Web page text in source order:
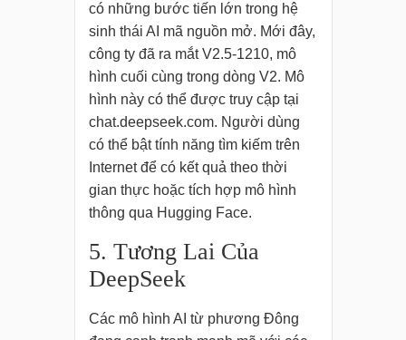
có những bước tiến lớn trong hệ
sinh thái AI mã nguồn mở. Mới đây,
công ty đã ra mắt V2.5-1210, mô
hình cuối cùng trong dòng V2. Mô
hình này có thể được truy cập tại
chat.deepseek.com. Người dùng
có thể bật tính năng tìm kiếm trên
Internet để có kết quả theo thời
gian thực hoặc tích hợp mô hình
thông qua Hugging Face.
5. Tương Lai Của
DeepSeek
Các mô hình AI từ phương Đông